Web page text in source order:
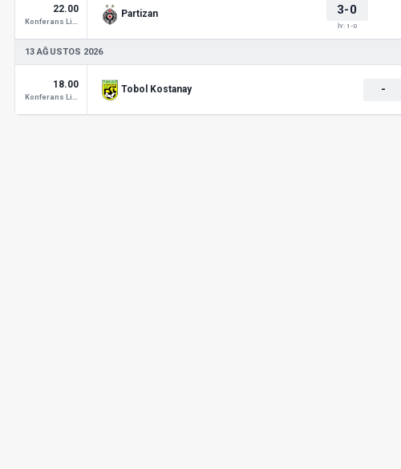
22.00 Partizan 3-0
İY: 1-0
13 AĞUSTOS 2026
18.00 Tobol Kostanay -